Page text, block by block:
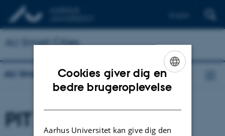
AU Smart Cities
AU Smart Cities
PIT
ENGLISH
Cookies giver dig en
bedre brugeroplevelse
Aarhus Universitet kan give dig den